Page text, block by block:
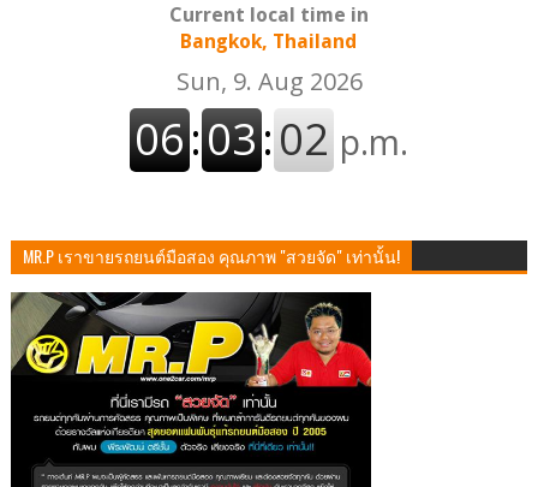
Current local time in
Bangkok, Thailand
MR.P เราขายรถยนต์มือสอง คุณภาพ "สวยจัด" เท่านั้น!